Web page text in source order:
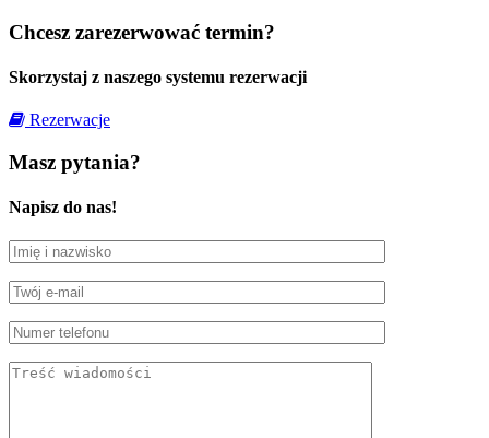
Chcesz zarezerwować termin?
Skorzystaj z naszego systemu rezerwacji
Rezerwacje
Masz pytania?
Napisz do nas!